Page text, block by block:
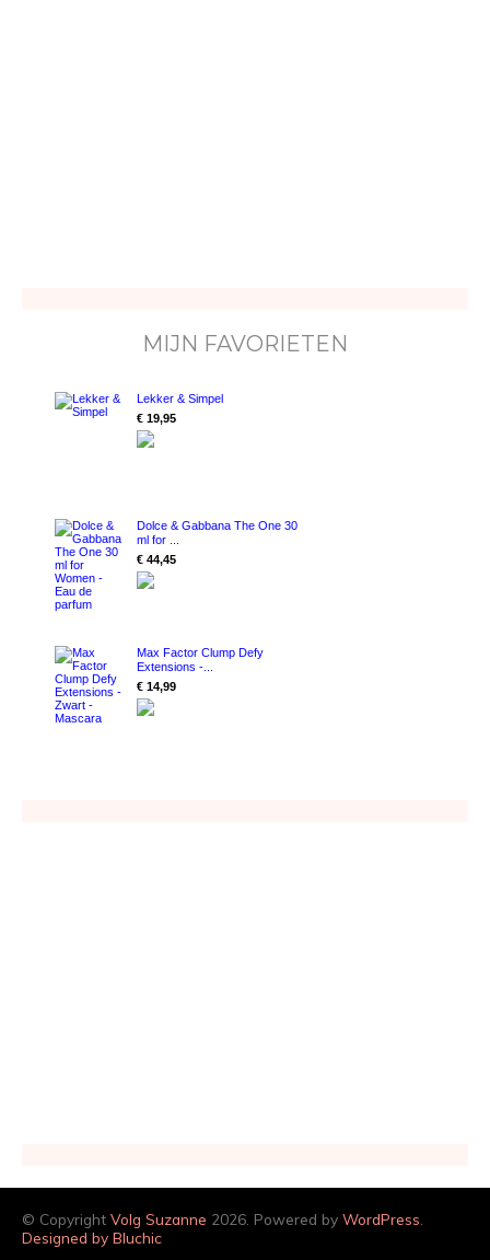
MIJN FAVORIETEN
Lekker & Simpel
€ 19,95
Dolce & Gabbana The One 30
ml for ...
€ 44,45
Max Factor Clump Defy
Extensions -...
€ 14,99
© Copyright Volg Suzanne 2026. Powered by WordPress
Designed by Bluchic